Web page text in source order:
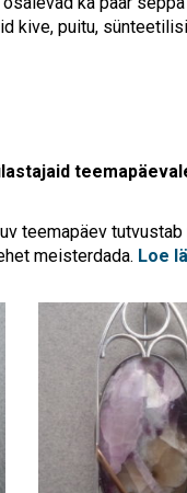
kive, puitu,
teemapäev
meisterdada. Loe